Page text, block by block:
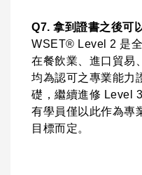
Q7. 拿到證書之後可
WSET® Level 2 是
在餐飲業、進口貿易
均為認可之專業能力
礎，繼續進修 Level
有學員僅以此作為專
目標而定。